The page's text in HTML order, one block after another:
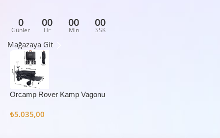
0
Günler
00
Hr
00
Min
00
SSK
Mağazaya Git
Orcamp Rover Kamp Vagonu
₺5.035,00